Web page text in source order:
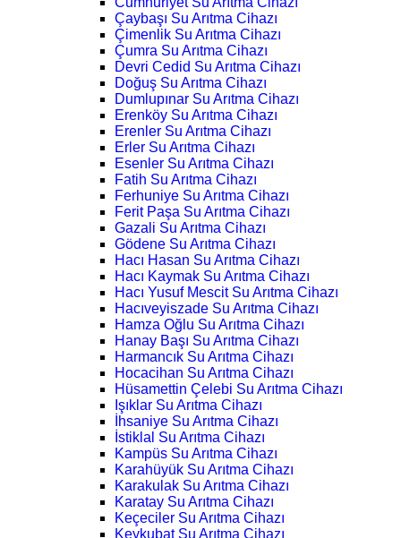
Çaybaşı Su Arıtma Cihazı
Çimenlik Su Arıtma Cihazı
Çumra Su Arıtma Cihazı
Devri Cedid Su Arıtma Cihazı
Doğuş Su Arıtma Cihazı
Dumlupınar Su Arıtma Cihazı
Erenköy Su Arıtma Cihazı
Erenler Su Arıtma Cihazı
Erler Su Arıtma Cihazı
Esenler Su Arıtma Cihazı
Fatih Su Arıtma Cihazı
Ferhuniye Su Arıtma Cihazı
Ferit Paşa Su Arıtma Cihazı
Gazali Su Arıtma Cihazı
Gödene Su Arıtma Cihazı
Hacı Hasan Su Arıtma Cihazı
Hacı Kaymak Su Arıtma Cihazı
Hacı Yusuf Mescit Su Arıtma Cihazı
Hacıveyiszade Su Arıtma Cihazı
Hamza Oğlu Su Arıtma Cihazı
Hanay Başı Su Arıtma Cihazı
Harmancık Su Arıtma Cihazı
Hocacihan Su Arıtma Cihazı
Hüsamettin Çelebi Su Arıtma Cihazı
Işıklar Su Arıtma Cihazı
İhsaniye Su Arıtma Cihazı
İstiklal Su Arıtma Cihazı
Kampüs Su Arıtma Cihazı
Karahüyük Su Arıtma Cihazı
Karakulak Su Arıtma Cihazı
Karatay Su Arıtma Cihazı
Keçeciler Su Arıtma Cihazı
Keykubat Su Arıtma Cihazı